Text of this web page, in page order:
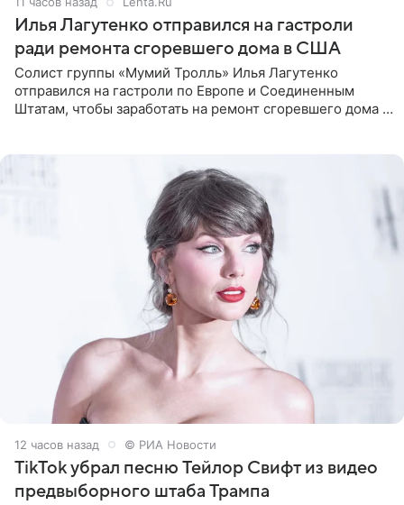
Илья Лагутенко отправился на гастроли
ради ремонта сгоревшего дома в США
Солист группы «Мумий Тролль» Илья Лагутенко
отправился на гастроли по Европе и Соединенным
Штатам, чтобы заработать на ремонт сгоревшего дома в
12 часов назад © РИА Новости
TikTok убрал песню Тейлор Свифт из видео
предвыборного штаба Трампа